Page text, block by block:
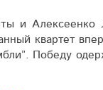
и Алексеенко
квартет
Победу